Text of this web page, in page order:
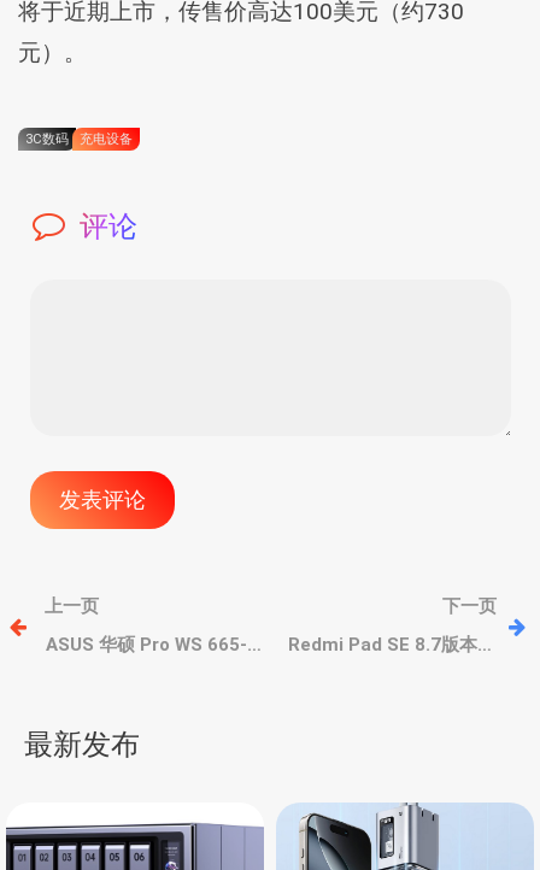
将于近期上市，传售价高达100美元（约730
元）。
3C数码 充电设备
评论
文
章
航
上一页
ASUS 华硕 Pro WS 665-
下一页
Redmi Pad SE 8.7版本曝
最新发布